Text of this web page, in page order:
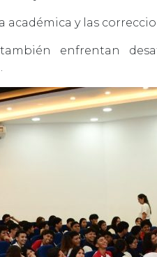
académica y las
enfrentan